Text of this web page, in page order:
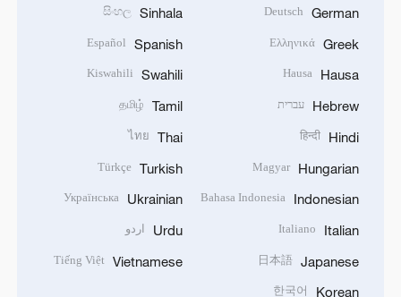
German
Deutsch
Greek
Ελληνικά
Hausa
Hausa
Hebrew עברית
Hindi
हिन्दी
Hungarian
Magyar
Indonesian
Bahasa Indonesia
Italian
Italiano
Japanese
日本語
Korean
한국어
Sinhala
සිංහල
Spanish
Español
Swahili
Kiswahili
Tamil
தமிழ்
Thai
ไทย
Turkish
Türkçe
Ukrainian
Українська
Urdu اردو
Vietnamese
Tiếng Việt